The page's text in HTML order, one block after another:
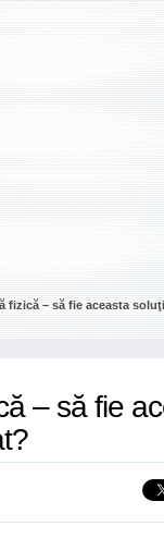
fizică – să fie aceasta
– să fie